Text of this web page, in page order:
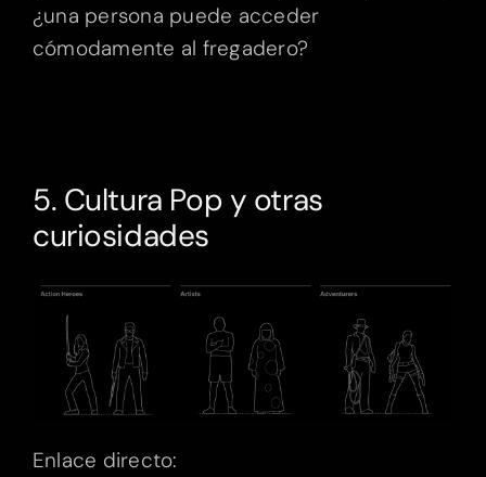
¿una persona puede acceder
cómodamente al fregadero?
5. Cultura Pop y otras
curiosidades
Enlace directo: